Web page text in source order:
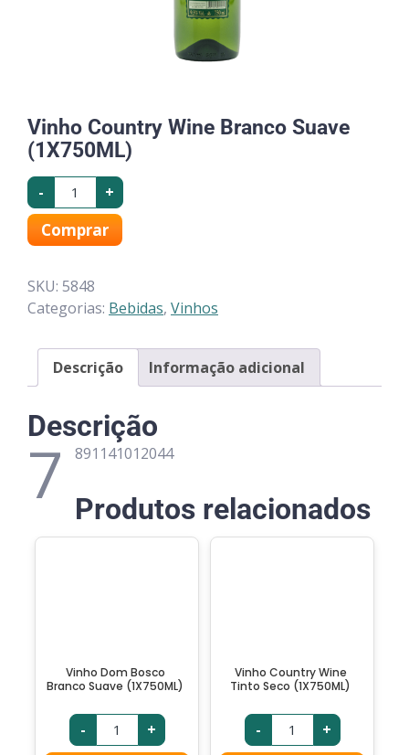
Vinho Country Wine Branco Suave
(1X750ML)
- +
Comprar
SKU: 5848
Categorias: Bebidas, Vinhos
Descrição Informação adicional
Descrição
7 891141012044
Produtos relacionados
Vinho Dom Bosco
Branco Suave (1X750ML)
- +
Vinho Country Wine
Tinto Seco (1X750ML)
- +